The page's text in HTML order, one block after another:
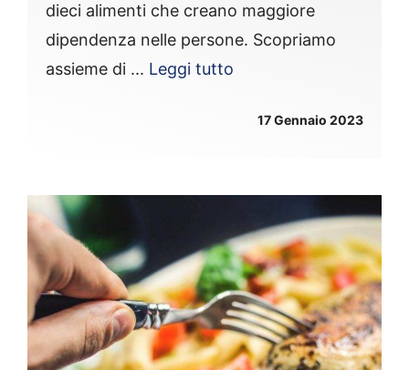
dieci alimenti che creano maggiore
dipendenza nelle persone. Scopriamo
assieme di ... Leggi tutto
17 Gennaio 2023